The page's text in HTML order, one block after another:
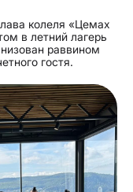
колеля «Цемах
в летний лагерь
раввином
гостя.